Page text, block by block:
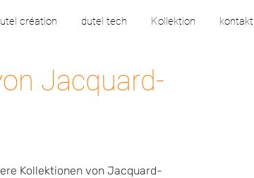
création dutel tech Kollektion kontakt
Jacquard-
Kollektionen von Jacquard-